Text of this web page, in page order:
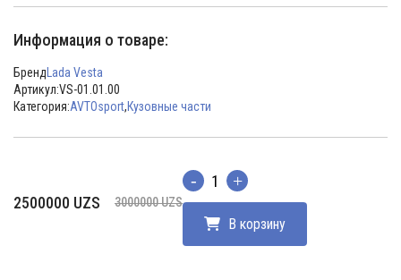
Информация о товаре:
БрендLada Vesta
Артикул:VS-01.01.00
Категория:AVTOsport,Кузовные части
3000000UZS
Первоначальная
2500000 UZS
Текущая
Количество
В корзину